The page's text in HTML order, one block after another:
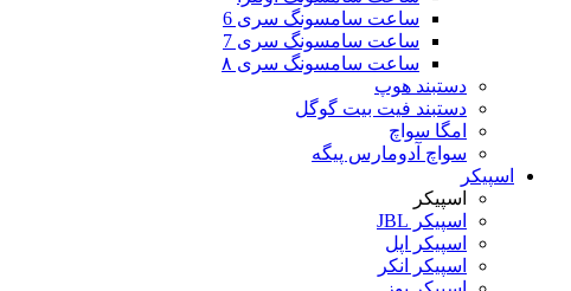
ساعت سامسونگ سری 6
ساعت سامسونگ سری 7
ساعت سامسونگ سری ۸
دستبند هوپ
دستبند فیت بیت گوگل
امگا سواچ
سواچ آدومارس پیگه
اسپیکر
اسپیکر
اسپیکر JBL
اسپیکر اپل
اسپیکر انکر